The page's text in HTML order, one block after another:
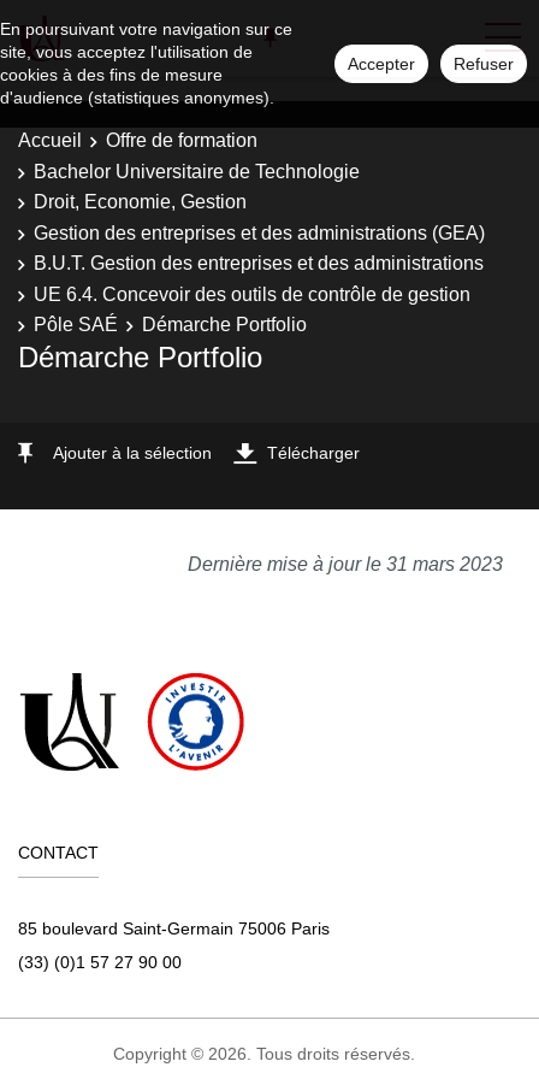
En poursuivant votre navigation sur ce
site, vous acceptez l'utilisation de
cookies à des fins de mesure
d'audience (statistiques anonymes).
Accepter Refuser
Accueil
Offre de formation
Bachelor Universitaire de Technologie
Droit, Economie, Gestion
Gestion des entreprises et des administrations (GEA)
B.U.T. Gestion des entreprises et des administrations
UE 6.4. Concevoir des outils de contrôle de gestion
Pôle SAÉ
Démarche Portfolio
Démarche Portfolio
Ajouter à la sélection Télécharger
Dernière mise à jour le 31 mars 2023
CONTACT
85 boulevard Saint-Germain 75006 Paris
(33) (0)1 57 27 90 00
Copyright © 2026. Tous droits réservés.